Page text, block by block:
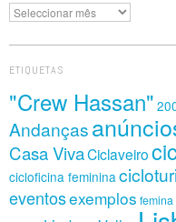
Arquivo
ETIQUETAS
"Crew Hassan"
Andanças
Casa VivaCiclaveiro
cicloficina feminina
eventosexemplos femina